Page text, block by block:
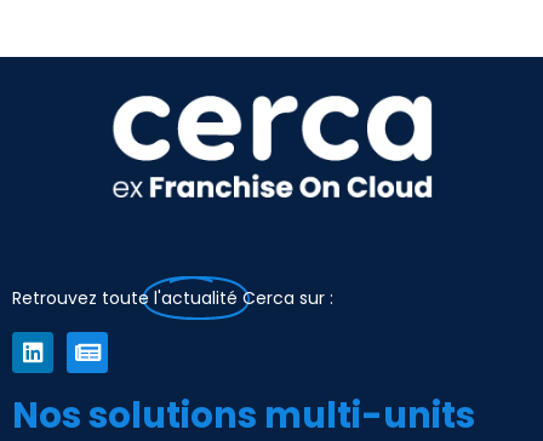
Retrouvez toute l'actualité Cerca sur :
Nos solutions multi-units